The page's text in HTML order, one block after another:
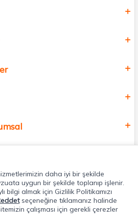
katmak için bize katılın!
daha iyi bir şekilde
uygun bir şekilde toplanıp işlenir.
bilgi almak için Gizlilik Politikamızı
seçeneğine tıklamanız halinde
çalışması için gerekli çerezler